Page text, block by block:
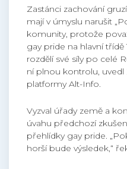
Zastánci zachování
mají v úmyslu narušit
komunity, protože
gay pride na hlavní třídě
rozdělí své síly po celé
ní plnou kontrolu, uvedl
platformy Alt-Info.
Vyzval úřady země a
úvahu předchozí
přehlídky gay pride.
horší bude výsledek,“